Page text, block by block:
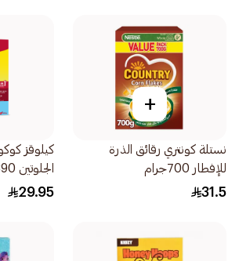
+
نستلة كونتري رقائق الذرة
للإفطار 700جرام
31.5
كيلوقز
الجلوتين 390 جرام
29.95